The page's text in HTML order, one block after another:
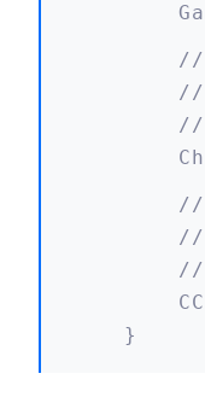
///
///
/// </
///
///
/// </
}